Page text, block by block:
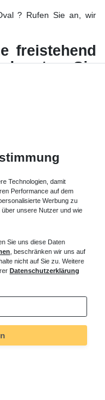
? Rufen Sie an, wir
freistehend
Sie
AGB
Technologien, damit
Performance auf dem
Werbung zu
unsere Nutzer und wie
Sie uns diese Daten
, beschränken wir uns auf
nicht auf Sie zu. Weitere
Datenschutzerklärung